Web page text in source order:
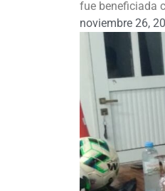
fue beneficiada
noviembre 26,